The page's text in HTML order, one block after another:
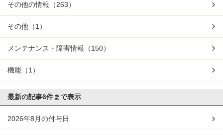
その他の情報 （263）
その他 （1）
メンテナンス・障害情報 （150）
機能 （1）
最新の記事6件まで表示
2026年8月の付与日